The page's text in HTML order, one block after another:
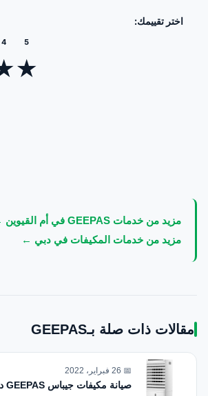
اختر تقييمك:
4 5
★
مزيد من خدمات GEEPAS في أم القيوين ←
مزيد من خدمات المكيفات في دبي ←
مقالات ذات صلة بـGEEPAS
📅 26 فبراير، 2022
صيانة مكيفات جيباس GEEPAS دبي 0581781705